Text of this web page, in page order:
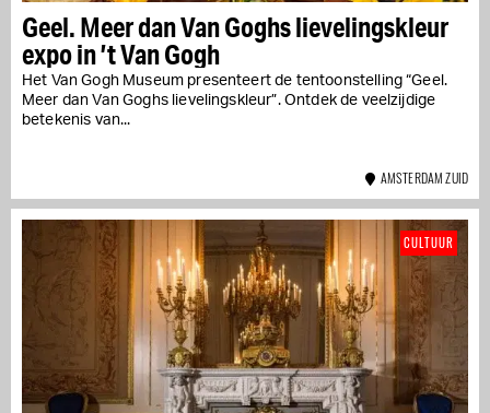
Geel. Meer dan Van Goghs lievelingskleur
expo in ’t Van Gogh
Het Van Gogh Museum presenteert de tentoonstelling “Geel.
Meer dan Van Goghs lievelingskleur”. Ontdek de veelzijdige
betekenis van...
AMSTERDAM ZUID
CULTUUR